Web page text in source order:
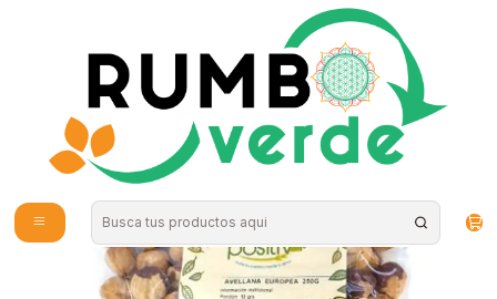
Envío gratis por compras sobre los 59.990 en la provincia de Santiago
Semillas y Frutos secos